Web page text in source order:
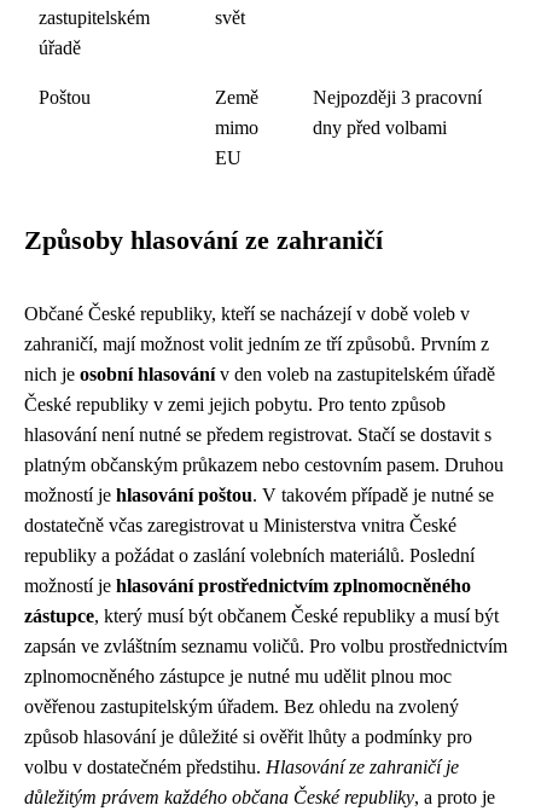
zastupitelském
úřadě
svět
Poštou
Země
mimo
EU
Nejpozději 3 pracovní
dny před volbami
Způsoby hlasování ze zahraničí
Občané České republiky, kteří se nacházejí v době voleb v
zahraničí, mají možnost volit jedním ze tří způsobů. Prvním z
nich je osobní hlasovánív den voleb na zastupitelském úřadě
České republiky v zemi jejich pobytu. Pro tento způsob
hlasování není nutné se předem registrovat. Stačí se dostavit s
platným občanským průkazem nebo cestovním pasem. Druhou
možností je hlasování poštou. V takovém případě je nutné se
dostatečně včas zaregistrovat u Ministerstva vnitra České
republiky a požádat o zaslání volebních materiálů. Poslední
možností je hlasování prostřednictvím zplnomocněného
zástupce, který musí být občanem České republiky a musí být
zapsán ve zvláštním seznamu voličů. Pro volbu prostřednictvím
zplnomocněného zástupce je nutné mu udělit plnou moc
ověřenou zastupitelským úřadem. Bez ohledu na zvolený
způsob hlasování je důležité si ověřit lhůty a podmínky pro
volbu v dostatečném předstihu. Hlasování ze zahraničí je
důležitým právem každého občana České republiky, a proto je